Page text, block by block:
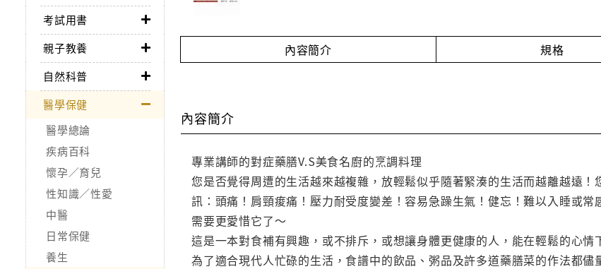
考試用書
親子教養
自然科普
醫學保健
醫學總論
疾病百科
懷孕／育兒
性知識／性愛
中醫
日常保健
養生
內容簡介 規格
內容簡介
專業講師的對症藥膳V.S美食名廚的烹調料理
您是否覺得周遭的生活越來越複雜，放輕鬆似乎隨著緊湊的生活而越離越遠
訊：頭痛！肩頸痠痛！壓力耐受度變差！容易急躁生氣！健忘！難以入睡或
需要更愛惜它了～
這是一本對食補有興趣，或不排斥，或想讓身體更健康的人，能在輕鬆的心情
為了適合現代人忙碌的生活，食譜中的飲品、粥品及許多道藥膳菜的作法都